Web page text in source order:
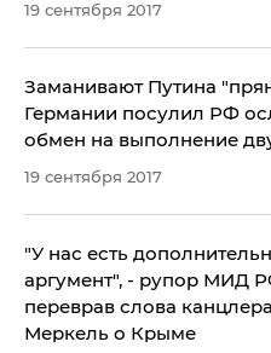
19 сентября 2017
​Заманивают Путина
Германии посулил РФ
обмен на выполнение
19 сентября 2017
​"У нас есть
аргумент", - рупор МИД
переврав слова
Меркель о Крыме